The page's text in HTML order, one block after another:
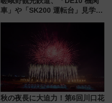
車」や「SK200 運転台」見学ツ
トの一環で激レア体験できちゃ
うかも 参加方法やスケジュール
秋の夜長に大迫力！第6回川口花